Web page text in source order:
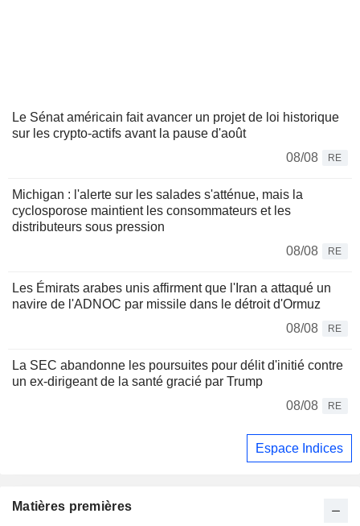
Le Sénat américain fait avancer un projet de loi historique
sur les crypto-actifs avant la pause d'août
08/08
RE
Michigan : l'alerte sur les salades s'atténue, mais la
cyclosporose maintient les consommateurs et les
distributeurs sous pression
08/08
RE
Les Émirats arabes unis affirment que l'Iran a attaqué un
navire de l'ADNOC par missile dans le détroit d'Ormuz
08/08
RE
La SEC abandonne les poursuites pour délit d'initié contre
un ex-dirigeant de la santé gracié par Trump
08/08
RE
Espace Indices
Matières premières